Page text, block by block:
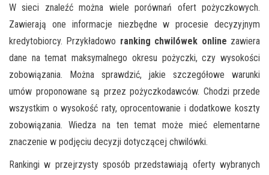
W sieci znaleźć można wiele porównań ofert pożyczkowych.
Zawierają one informacje niezbędne w procesie decyzyjnym
kredytobiorcy. Przykładowo ranking chwilówek online zawiera
dane na temat maksymalnego okresu pożyczki, czy wysokości
zobowiązania. Można sprawdzić, jakie szczegółowe warunki
umów proponowane są przez pożyczkodawców. Chodzi przede
wszystkim o wysokość raty, oprocentowanie i dodatkowe koszty
zobowiązania. Wiedza na ten temat może mieć elementarne
znaczenie w podjęciu decyzji dotyczącej chwilówki.
Rankingi w przejrzysty sposób przedstawiają oferty wybranych